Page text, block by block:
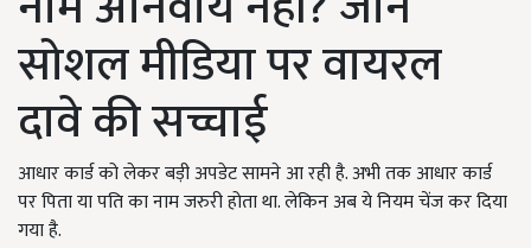
सोशल मीडिया पर वायरल
दावे की सच्चाई
आधार कार्ड को लेकर बड़ी अपडेट सामने आ रही है. अभी तक आधार कार्ड
पर पिता या पति का नाम जरुरी होता था. लेकिन अब ये नियम चेंज कर दिया
गया है.